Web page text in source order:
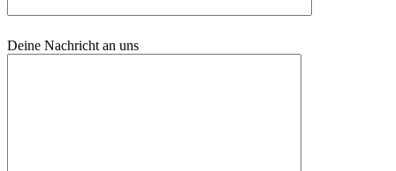
Deine Nachricht an uns